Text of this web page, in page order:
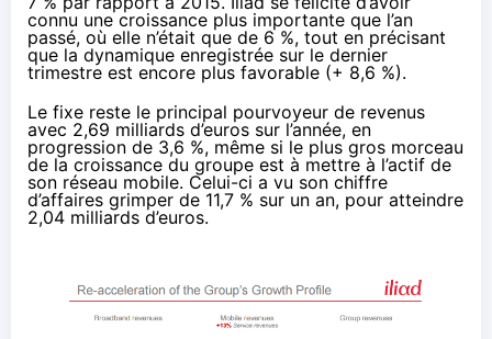
connu une croissance plus importante que l’an
passé, où elle n’était que de 6 %, tout en précisant
que la dynamique enregistrée sur le dernier
trimestre est encore plus favorable (+ 8,6 %).
Le fixe reste le principal pourvoyeur de revenus
avec 2,69 milliards d’euros sur l’année, en
progression de 3,6 %, même si le plus gros morceau
de la croissance du groupe est à mettre à l’actif de
son réseau mobile. Celui-ci a vu son chiffre
d’affaires grimper de 11,7 % sur un an, pour atteindre
2,04 milliards d’euros.